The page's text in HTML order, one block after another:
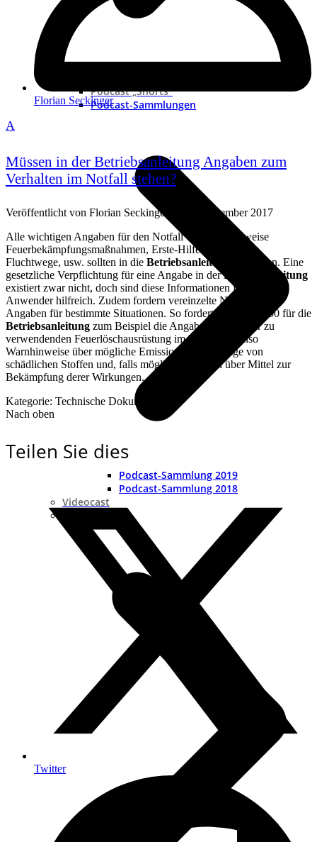
Podcast „Shorts“
Podcast-Sammlungen
Podcast-Sammlung 2019
Podcast-Sammlung 2018
Videocast
Florian Seckinger
A
Müssen in der Betriebsanleitung Angaben zum
Verhalten im Notfall stehen?
Veröffentlicht von Florian Seckinger
20. Dezember 2017
Alle wichtigen Angaben für den Notfall wie beispielsweise
Feuerbekämpfungsmaßnahmen, Erste-Hilfe-Maßnahmen,
Fluchtwege, usw. sollten in die Betriebsanleitung
einfließen. Eine
gesetzliche Verpflichtung für eine Angabe in derBetriebsanleitung
existiert zwar nicht, doch sind diese Informationen für den
Anwender hilfreich. Zudem fordern vereinzelte Normen die
Angaben für bestimmte Situationen. So fordert die EN 12100 für die
Betriebsanleitung zum Beispiel die Angaben zur Art der zu
verwendenden Feuerlöschausrüstung im Notfall. Ebenso
Warnhinweise über mögliche Emission oder Leckage von
schädlichen Stoffen und, falls möglich, Angaben über Mittel zur
Bekämpfung derer Wirkungen.
Kategorie: Technische Dokumentation
Nach oben
Teilen Sie dies
Twitter